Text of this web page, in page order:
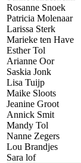
Rosanne Snoek
Patricia Molenaar
Larissa Sterk
Marieke ten Have
Esther Tol
Arianne Oor
Saskia Jonk
Lisa Tuijp
Maike Sloots
Jeanine Groot
Annick Smit
Mandy Tol
Nanne Zegers
Lou Brandjes
Sara lof